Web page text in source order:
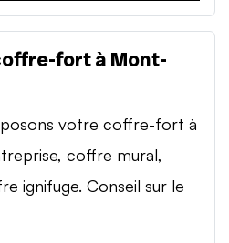
fort à Mont-
votre coffre-fort à
coffre mural,
ignifuge. Conseil sur le